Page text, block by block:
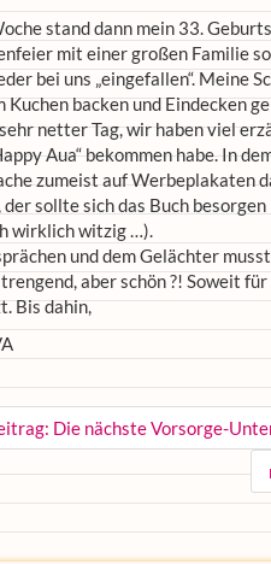
stand dann mein 33.
mit einer großen Familie
bei uns „eingefallen“. Meine
backen und Eindecken
netter Tag, wir haben viel
Aua“ bekommen habe. In
zumeist auf Werbeplakaten
der sollte sich das Buch
wirklich witzig …).
und dem Gelächter
aber schön ?! Soweit
Bis dahin,
Die nächste Vorsorge-